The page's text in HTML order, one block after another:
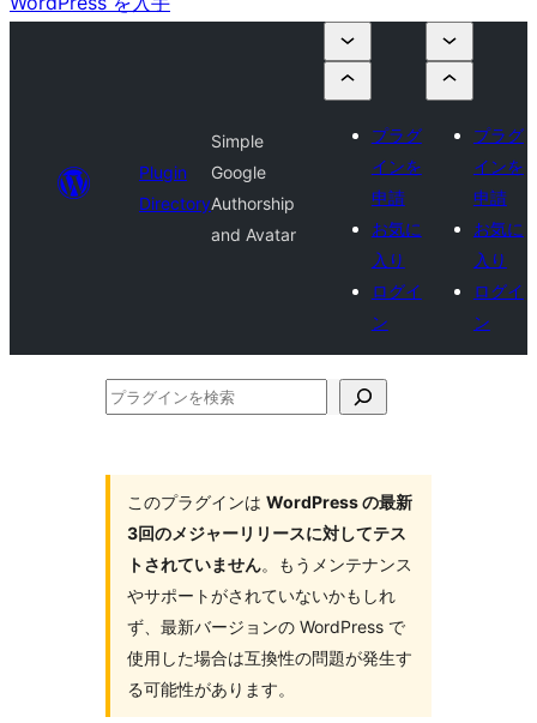
Plugin
Directory
Simple
Google
Authorship
and Avatar
プラグ
インを
申請
お気に
入り
ログイ
ン
プラグ
インを
申請
お気に
入り
ログイ
ン
プ
このプラグインは WordPress の最新
3回のメジャーリリースに対してテス
トされていません。もうメンテナンス
やサポートがされていないかもしれ
ず、最新バージョンの WordPress で
使用した場合は互換性の問題が発生す
る可能性があります。